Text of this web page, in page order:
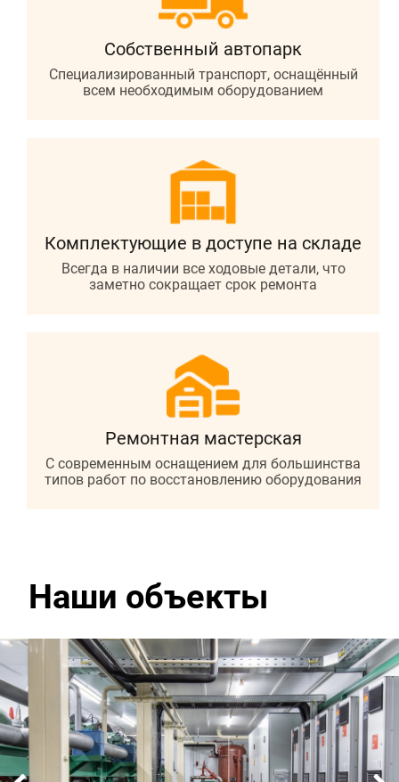
Собственный автопарк
Специализированный транспорт, оснащённый
всем необходимым оборудованием
Комплектующие в доступе на складе
Всегда в наличии все ходовые детали, что
заметно сокращает срок ремонта
Ремонтная мастерская
С современным оснащением для большинства
типов работ по восстановлению оборудования
Наши объекты